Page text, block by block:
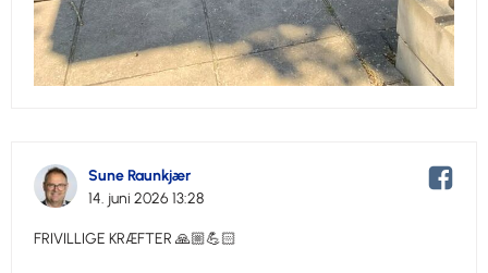
Sune Raunkjær
14. juni 2026 13:28
FRIVILLIGE KRÆFTER 🙏🏼💪🏻